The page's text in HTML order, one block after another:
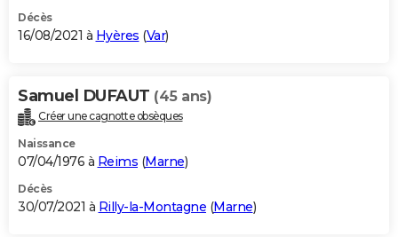
Décès
16/08/2021 à Hyères (Var)
Samuel DUFAUT (45 ans)
Créer une cagnotte obsèques
Naissance
07/04/1976 à Reims (Marne)
Décès
30/07/2021 à Rilly-la-Montagne (Marne)